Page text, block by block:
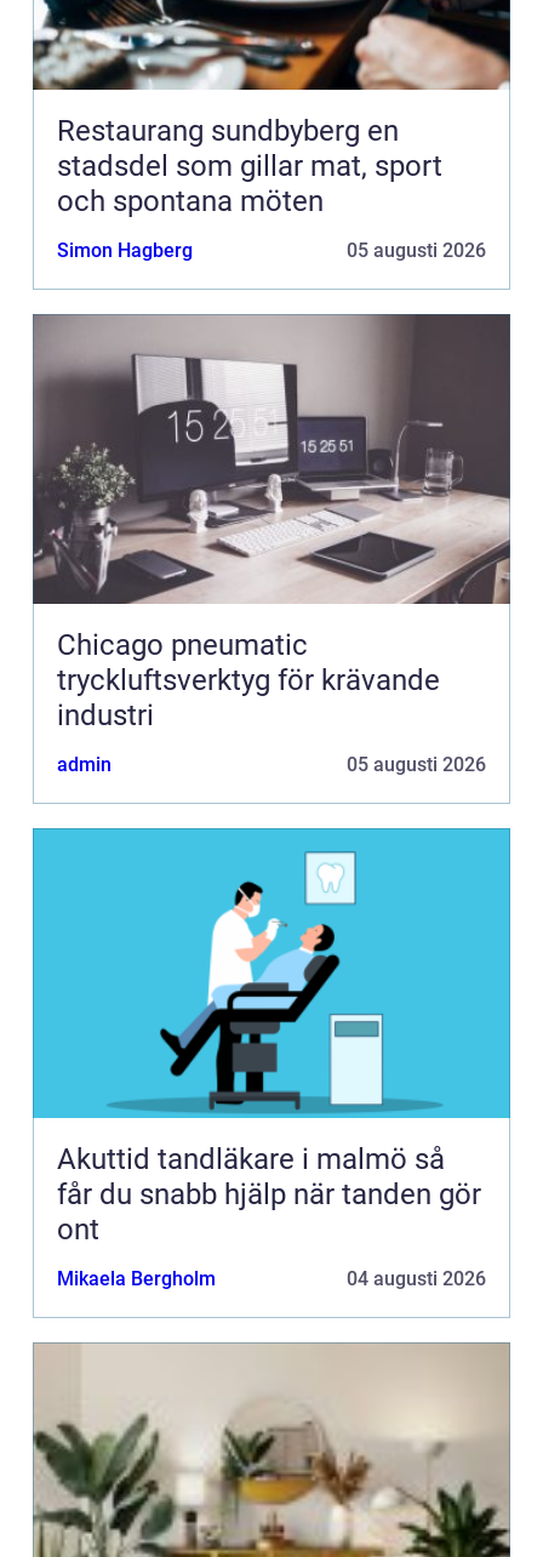
Restaurang sundbyberg en
stadsdel som gillar mat, sport
och spontana möten
Simon Hagberg 05 augusti 2026
Chicago pneumatic
tryckluftsverktyg för krävande
industri
admin 05 augusti 2026
Akuttid tandläkare i malmö så
får du snabb hjälp när tanden gör
ont
Mikaela Bergholm 04 augusti 2026